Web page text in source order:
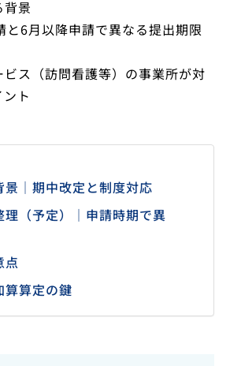
背景
と6月以降申請で異なる提出期限
ス（訪問看護等）の事業所が対
ト
景｜期中改定と制度対応
理（予定）｜申請時期で異
点
算算定の鍵